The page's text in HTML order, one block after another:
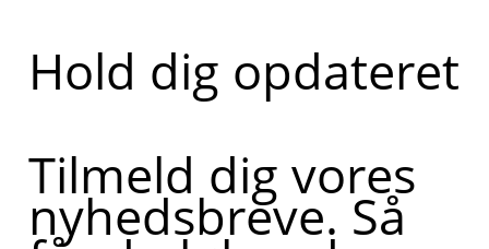
Hold dig opdateret
Tilmeld dig vores
nyhedsbreve. Så